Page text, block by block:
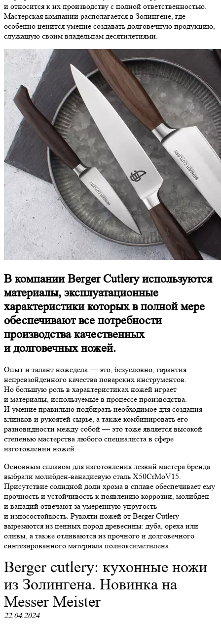
и относится к их производству с полной ответственностью.
Мастерская компании располагается в Золингене, где
особенно ценится умение создавать долговечную продукцию,
служащую своим владельцам десятилетиями.
В компании Berger Cutlery используются
материалы, эксплуатационные
характеристики которых в полной мере
обеспечивают все потребности
производства качественных
и долговечных ножей.
Опыт и талант ножедела — это, безусловно, гарантия
непревзойденного качества поварских инструментов.
Но большую роль в характеристиках ножей играет
и материалы, используемые в процессе производства.
И умение правильно подбирать необходимое для создания
клинков и рукоятей сырье, а также комбинировать его
разновидности между собой — это тоже является высокой
степенью мастерства любого специалиста в сфере
изготовлении ножей.
Основным сплавом для изготовления лезвий мастера бренда
выбрали молибден-ванадиевую сталь X50CrMoV15.
Присутствие солидной доли хрома в сплаве обеспечивает ему
прочность и устойчивость к появлению коррозии, молибден
и ванадий отвечают за умеренную упругость
и износостойкость. Рукояти ножей от Berger Cutlery
вырезаются из ценных пород древесины: дуба, ореха или
оливы, а также отливаются из прочного и долговечного
синтезированного материала полиоксиметилена.
Berger cutlery: кухонные ножи
из Золингена. Новинка на
Messer Meister
22.04.2024